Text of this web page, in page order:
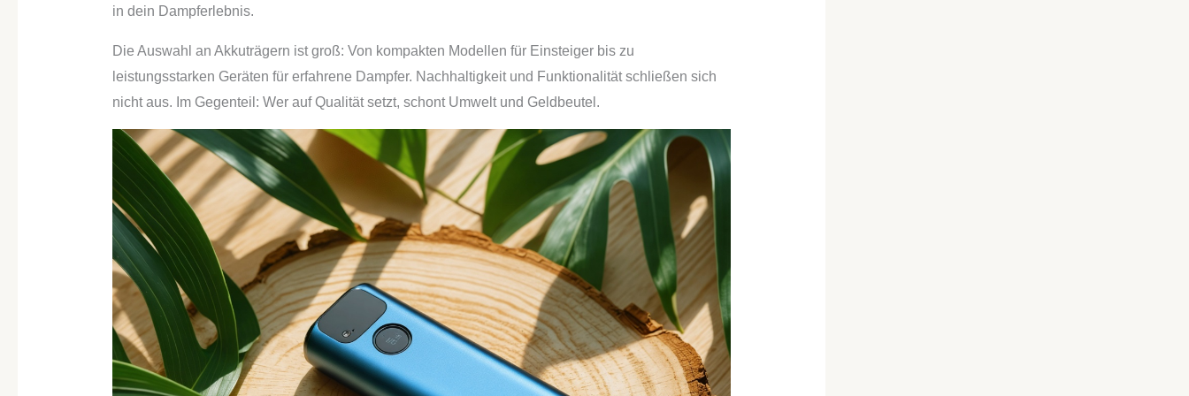
in dein Dampferlebnis.
Die Auswahl an Akkuträgern ist groß: Von kompakten Modellen für Einsteiger bis zu
leistungsstarken Geräten für erfahrene Dampfer. Nachhaltigkeit und Funktionalität schließen sich
nicht aus. Im Gegenteil: Wer auf Qualität setzt, schont Umwelt und Geldbeutel.